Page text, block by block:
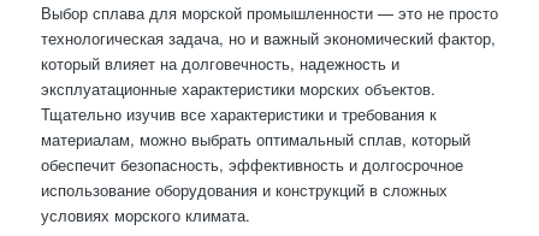
Выбор сплава для морской промышленности — это не просто
технологическая задача, но и важный экономический фактор,
который влияет на долговечность, надежность и
эксплуатационные характеристики морских объектов.
Тщательно изучив все характеристики и требования к
материалам, можно выбрать оптимальный сплав, который
обеспечит безопасность, эффективность и долгосрочное
использование оборудования и конструкций в сложных
условиях морского климата.